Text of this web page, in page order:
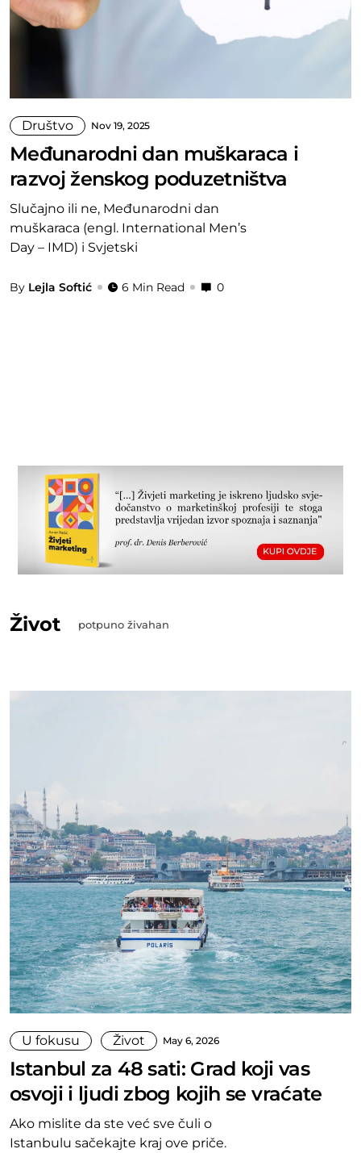
Društvo Nov 19, 2025
Međunarodni dan muškaraca i
razvoj ženskog poduzetništva
Slučajno ili ne, Međunarodni dan
muškaraca (engl. International Men’s
Day – IMD) i Svjetski
By Lejla Softić 6 Min Read 0
Život potpuno živahan
U fokusu Život May 6, 2026
Istanbul za 48 sati: Grad koji vas
osvoji i ljudi zbog kojih se vraćate
Ako mislite da ste već sve čuli o
Istanbulu sačekajte kraj ove priče.